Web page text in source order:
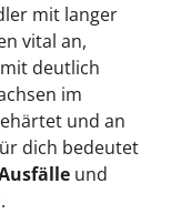
mit langer
vital an,
deutlich
im
und an
dich bedeutet
und